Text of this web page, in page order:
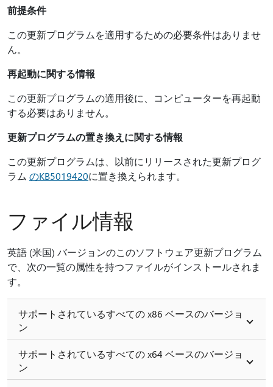
前提条件
この更新プログラムを適用するための必要条件はありませ
ん。
再起動に関する情報
この更新プログラムの適用後に、コンピューターを再起動
する必要はありません。
更新プログラムの置き換えに関する情報
この更新プログラムは、以前にリリースされた更新プログ
ラム のKB5019420に置き換えられます。
ファイル情報
英語 (米国) バージョンのこのソフトウェア更新プログラム
で、次の一覧の属性を持つファイルがインストールされま
す。
サポートされているすべての x86 ベースのバージョ
ン
サポートされているすべての x64 ベースのバージョ
ン